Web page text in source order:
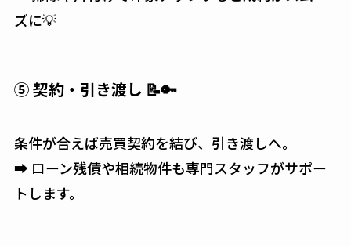
ズに💡
⑤ 契約・引き渡し 📝🔑
条件が合えば売買契約を結び、引き渡しへ。
➡ ローン残債や相続物件も専門スタッフがサポー
トします。